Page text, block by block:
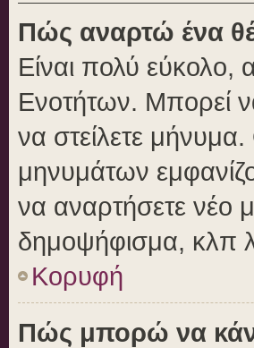
Πώς αναρτώ ένα
Είναι πολύ εύκολο,
Ενοτήτων. Μπορεί
να στείλετε
μηνυμάτων
να αναρτήσετε νέο
δημοψήφισμα, κλπ
Κορυφή
Πώς μπορώ να